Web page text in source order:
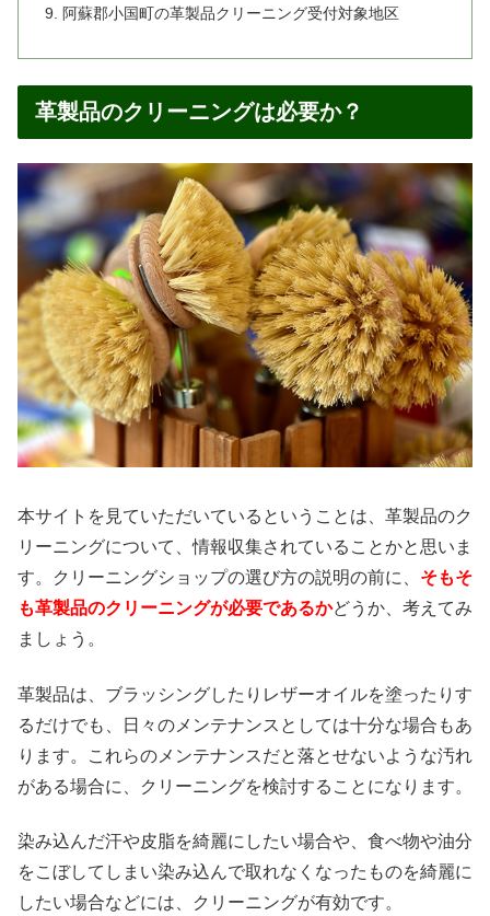
阿蘇郡小国町の革製品クリーニング受付対象地区
革製品のクリーニングは必要か？
本サイトを見ていただいているということは、革製品のク
リーニングについて、情報収集されていることかと思いま
す。クリーニングショップの選び方の説明の前に、 そもそ
も革製品のクリーニングが必要であるかどうか、考えてみ
ましょう。
革製品は、ブラッシングしたりレザーオイルを塗ったりす
るだけでも、日々のメンテナンスとしては十分な場合もあ
ります。これらのメンテナンスだと落とせないような汚れ
がある場合に、クリーニングを検討することになります。
染み込んだ汗や皮脂を綺麗にしたい場合や、食べ物や油分
をこぼしてしまい染み込んで取れなくなったものを綺麗に
したい場合などには、クリーニングが有効です。